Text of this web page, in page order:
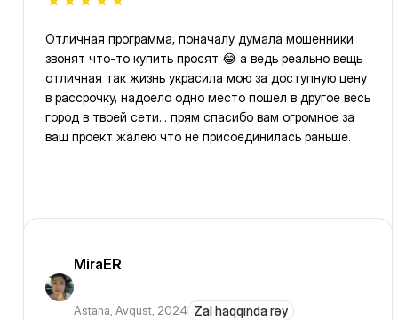
Отличная программа, поначалу думала мошенники
звонят что-то купить просят 😂 а ведь реально вещь
отличная так жизнь украсила мою за доступную цену
в рассрочку, надоело одно место пошел в другое весь
город в твоей сети… прям спасибо вам огромное за
ваш проект жалею что не присоединилась раньше.
MiraER
Astana, Avqust, 2024 Zal haqqında rəy